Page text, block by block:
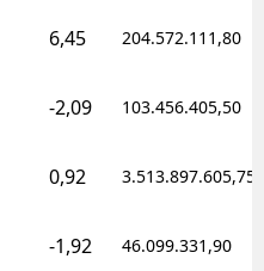
6,45 204.572.111,80
-2,09 103.456.405,50
0,92 3.513.897.605,75
-1,92 46.099.331,90